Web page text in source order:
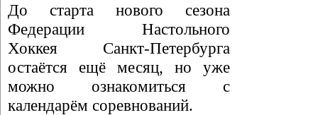
До старта нового сезона
Федерации Настольного
Хоккея Санкт-Петербурга
остаётся ещё месяц, но уже
можно ознакомиться с
календарём соревнований.